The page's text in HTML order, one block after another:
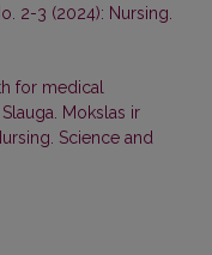
2-3 (2024): Nursing.
for medical
Slauga. Mokslas ir
Science and